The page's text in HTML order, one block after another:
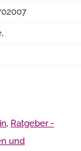
, Ratgeber -
und